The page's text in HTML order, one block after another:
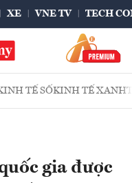
XE VNE TV TECH
TẾ SỐKINH TẾ XANH
gia được